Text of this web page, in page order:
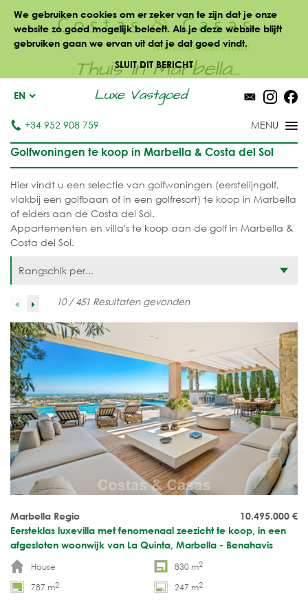
We gebruiken cookies om er zeker van te zijn dat je onze
website zo goed mogelijk beleeft. Als je deze website blijft
gebruiken gaan we ervan uit dat je dat goed vindt.
SLUIT DIT BERICHT
Thuis in Marbella...
Luxe Vastgoed
EN
+34 952 908 759
Golfwoningen te koop in Marbella & Costa del Sol
Hier vindt u een selectie van golfwoningen (eerstelijngolf,
vlakbij een golfbaan of in een golfresort) te koop in Marbella
of elders aan de Costa del Sol.
Appartementen en villa's te koop aan de golf in Marbella &
Costa del Sol.
Rangschik per...
10 / 451 Resultaten gevonden
10.495.000 €
Marbella Regio
Eersteklas luxevilla met fenomenaal zeezicht te koop, in een
afgesloten woonwijk van La Quinta, Marbella - Benahavis
House
830 m2
787 m2 247 m2